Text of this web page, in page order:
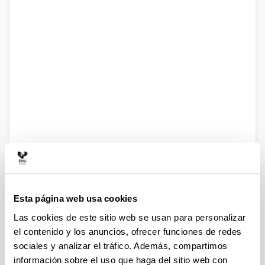
Esta página web usa cookies
Las cookies de este sitio web se usan para personalizar
el contenido y los anuncios, ofrecer funciones de redes
sociales y analizar el tráfico. Además, compartimos
información sobre el uso que haga del sitio web con
Con tu propio vehículo
Programa tu GPS con las coordenadas 43.27224,-2.958437.
Ten en cuenta que no es fácil aparcar en las cercanias y